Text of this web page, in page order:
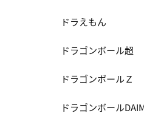
ドラえもん
ドラゴンボール超
ドラゴンボールＺ
ドラゴンボール